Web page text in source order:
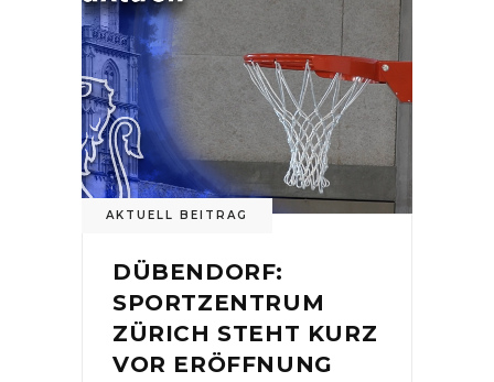
AKTUELL BEITRAG
DÜBENDORF:
SPORTZENTRUM
ZÜRICH STEHT KURZ
VOR ERÖFFNUNG